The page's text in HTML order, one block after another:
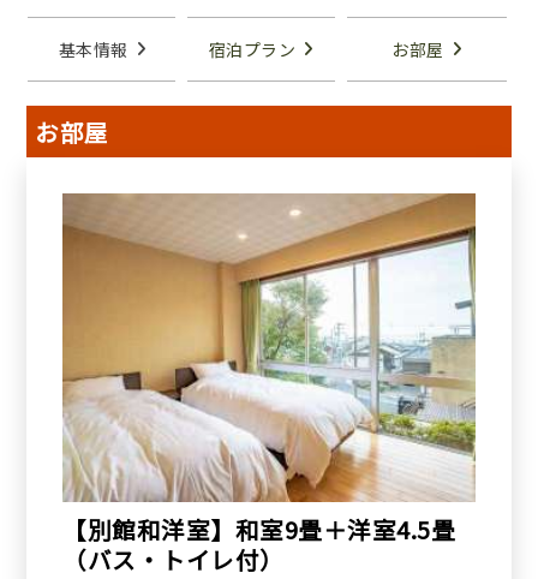
基本情報 宿泊プラン お部屋
お部屋
【別館和洋室】和室9畳＋洋室4.5畳
（バス・トイレ付）